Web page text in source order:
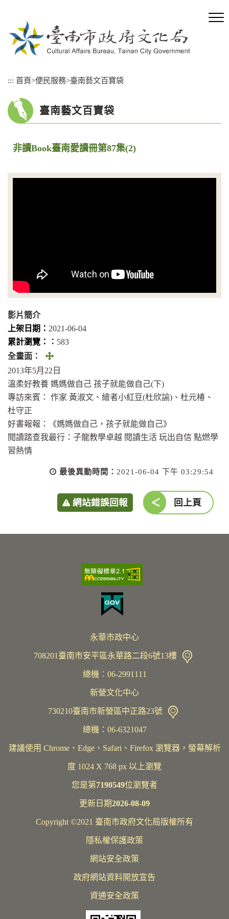
::: 首頁>便民服務>臺南藝文百寶袋
臺南藝文百寶袋
非讀Book臺南愛讀冊第87集(2)
影片簡介
上架日期： 2021-06-04
累計瀏覽：︰ 583
全畫面：
全
畫
面
(另
視
窗)
2013年5月22日
溫柔好教養 媽媽做自己 孩子就能做自己(下)
專訪來賓： 作家 黃淑文、繪者小紅豆(杜欣諭)、杜元椿、
杜守正
好書報報：《媽媽做自己，孩子就能做自己》
閱讀踏查我最行：子龍教學卓越 閱讀生活 玩出自信 點燃學
習熱情
最後異動時間： 2021-06-04 下午 03:29:54
網站錯誤回報 回上頁
永華市政中心
708201臺南市安平區永華路二段6號13樓
總機︰06-2991111
新營文化中心
730210臺南市新營區中正路23號
總機：06-6321047
建議使用 Chrome、Edge、Safari、Firefox 瀏覽器，螢幕解析
度 1024 X 768 px 以上瀏覽
您是第7190549位瀏覽者
更新日期2026-08-09
Copyright ©2021 臺南市政府文化局版權所有
隱私權保護政策
網站安全政策
政府網站資料開放宣告
資通安全政策